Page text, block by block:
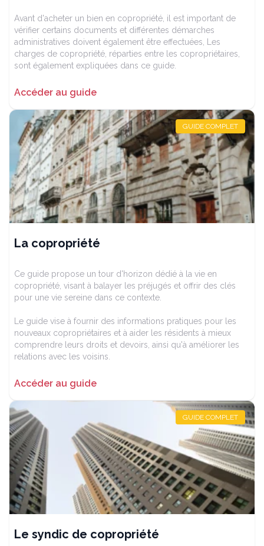
Avant d'acheter un bien en copropriété, il est important de
vérifier certains documents et différentes démarches
administratives doivent également être effectuées, Les
charges de copropriété, réparties entre les copropriétaires,
sont également expliquées dans ce guide.
Accéder au guide
GUIDE COMPLET
La copropriété
Ce guide propose un tour d'horizon dédié à la vie en
copropriété, visant à balayer les préjugés et offrir des clés
pour une vie sereine dans ce contexte.
Le guide vise à fournir des informations pratiques pour les
nouveaux copropriétaires et à aider les résidents à mieux
comprendre leurs droits et devoirs, ainsi qu'à améliorer les
relations avec les voisins.
Accéder au guide
GUIDE COMPLET
Le syndic de copropriété